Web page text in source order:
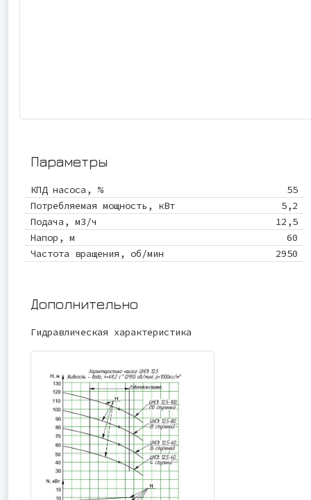
Параметры
КПД насоса, %
55
Потребляемая мощность, кВт
5,2
Подача, м3/ч
12,5
Напор, м
60
Частота вращения, об/мин
2950
Дополнительно
Гидравлическая характеристика